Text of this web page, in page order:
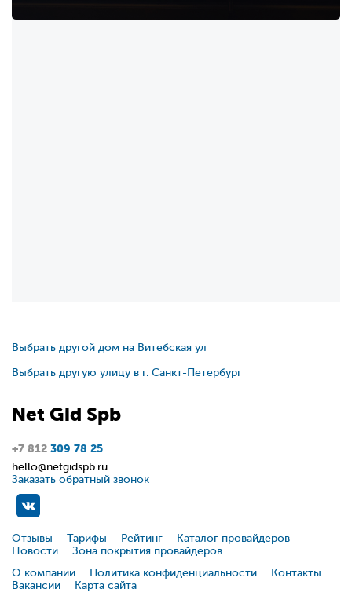
Выбрать другой дом на Витебская ул
Выбрать другую улицу в г. Санкт-Петербург
Net Gid Spb
+7 812 309 78 25
hello@netgidspb.ru
Заказать обратный звонок
Отзывы Тарифы Рейтинг
Каталог провайдеров
Новости
Зона покрытия провайдеров
О компании
Политика конфиденциальности
Контакты
Вакансии
Карта сайта